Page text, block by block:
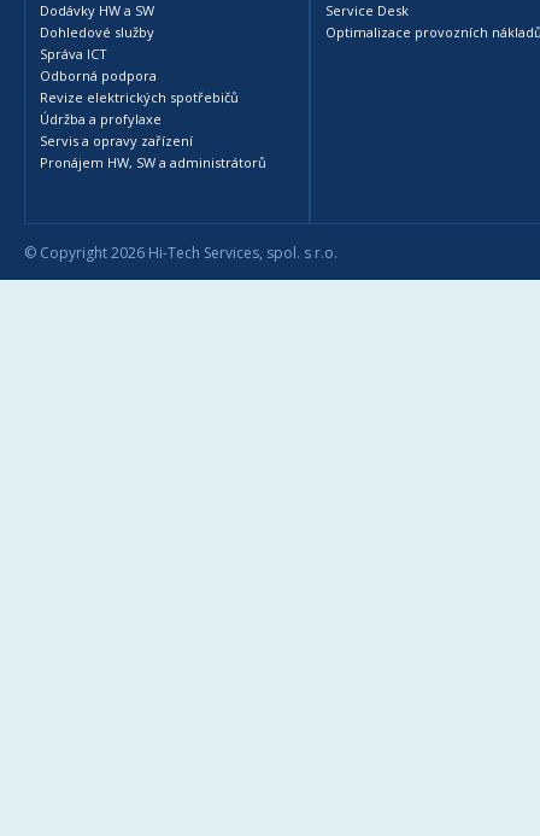
Dodávky HW a SW
Dohledové služby
Správa ICT
Odborná podpora
Revize elektrických spotřebičů
Údržba a profylaxe
Servis a opravy zařízení
Pronájem HW, SW a administrátorů
Service Desk
Optimalizace provozních
© Copyright 2026 Hi-Tech Services, spol. s r.o.